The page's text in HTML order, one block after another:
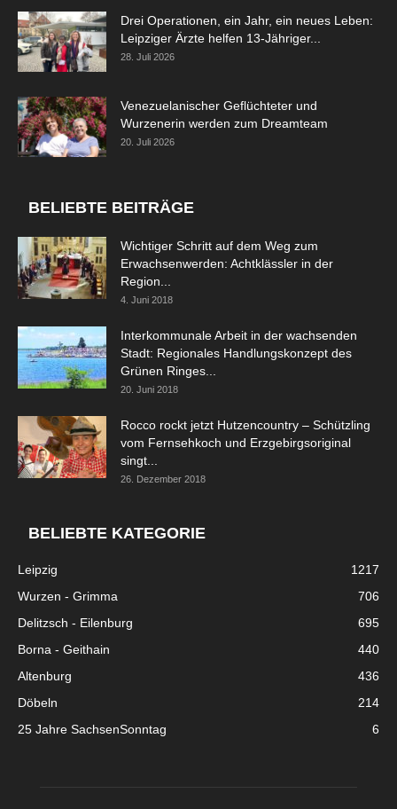
Drei Operationen, ein Jahr, ein neues Leben:
Leipziger Ärzte helfen 13-Jähriger...
28. Juli 2026
Venezuelanischer Geflüchteter und
Wurzenerin werden zum Dreamteam
20. Juli 2026
BELIEBTE BEITRÄGE
Wichtiger Schritt auf dem Weg zum
Erwachsenwerden: Achtklässler in der
Region...
4. Juni 2018
Interkommunale Arbeit in der wachsenden
Stadt: Regionales Handlungskonzept des
Grünen Ringes...
20. Juni 2018
Rocco rockt jetzt Hutzencountry – Schützling
vom Fernsehkoch und Erzgebirgsoriginal
singt...
26. Dezember 2018
BELIEBTE KATEGORIE
Leipzig
1217
Wurzen - Grimma
706
Delitzsch - Eilenburg
695
Borna - Geithain
440
Altenburg
436
Döbeln
214
25 Jahre SachsenSonntag
6